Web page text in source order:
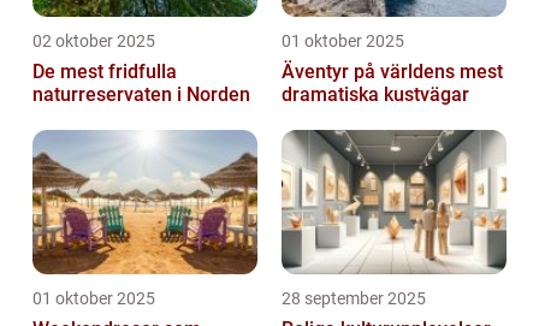
02 oktober 2025
De mest fridfulla
naturreservaten i Norden
01 oktober 2025
Äventyr på världens mest
dramatiska kustvägar
01 oktober 2025 28 september 2025